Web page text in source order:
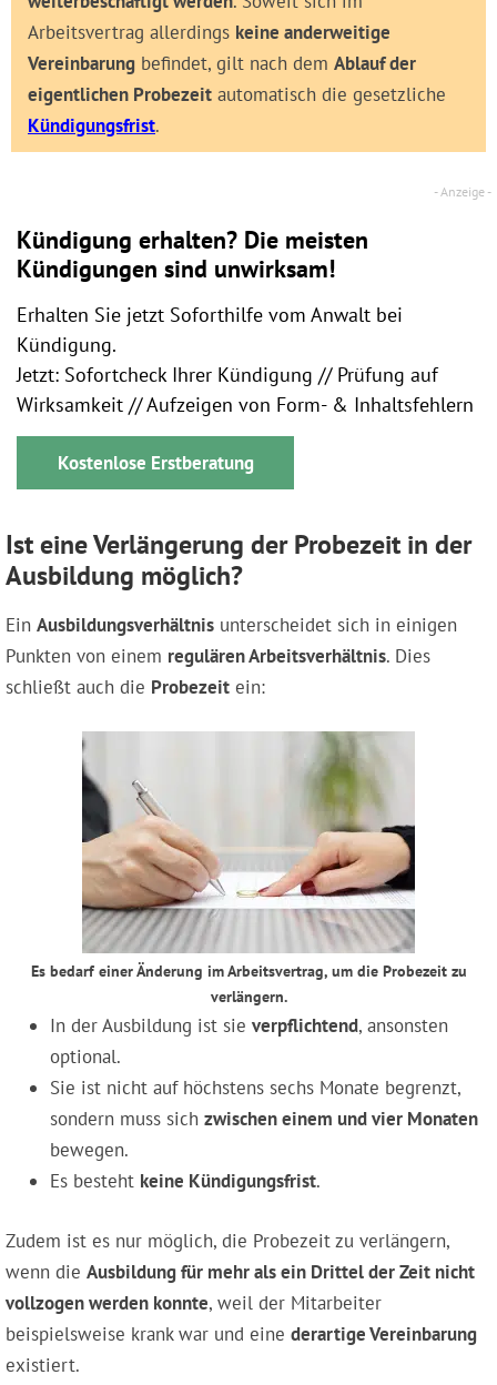
Arbeitsvertrag allerdings keine anderweitige
Vereinbarung befindet, gilt nach dem Ablauf der
eigentlichen Probezeit automatisch die gesetzliche
Kündigungsfrist.
Kündigung erhalten? Die meisten
Kündigungen sind unwirksam!
Erhalten Sie jetzt Soforthilfe vom Anwalt bei
Kündigung.
Jetzt: Sofortcheck Ihrer Kündigung // Prüfung auf
Wirksamkeit // Aufzeigen von Form- & Inhaltsfehlern
Kostenlose Erstberatung
Ist eine Verlängerung der Probezeit in der
Ausbildung möglich?
Ein Ausbildungsverhältnis unterscheidet sich in einigen
Punkten von einem regulären Arbeitsverhältnis. Dies
schließt auch die Probezeit ein:
Es bedarf einer Änderung im Arbeitsvertrag, um die Probezeit zu
verlängern.
In der Ausbildung ist sie verpflichtend, ansonsten
optional.
Sie ist nicht auf höchstens sechs Monate begrenzt,
sondern muss sich zwischen einem und vier Monaten
bewegen.
Es besteht keine Kündigungsfrist.
Zudem ist es nur möglich, die Probezeit zu verlängern,
wenn die Ausbildung für mehr als ein Drittel der Zeit nicht
vollzogen werden konnte, weil der Mitarbeiter
beispielsweise krank war und eine derartige Vereinbarung
existiert.